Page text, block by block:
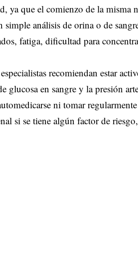
ya que el comienzo de la misma
simple análisis de orina o de
fatiga, dificultad para
recomiendan estar
glucosa en sangre y la presión
ni tomar regularmente
si se tiene algún factor de riesgo,